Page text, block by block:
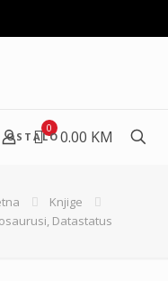
OSTALO
0 0.00 KM
Knjige
Datastatus